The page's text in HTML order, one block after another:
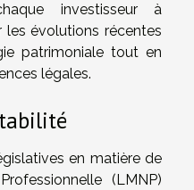
investisseur à
les évolutions récentes
patrimoniale tout en
légales.
en matière de
(LMNP)